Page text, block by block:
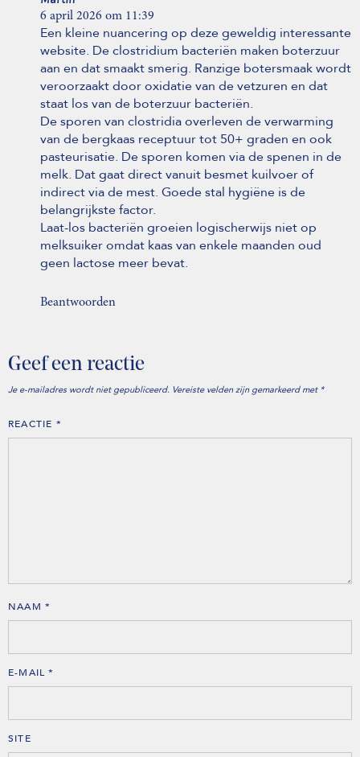
6 april 2026 om 11:39
Een kleine nuancering op deze geweldig interessante
website. De clostridium bacteriën maken boterzuur
aan en dat smaakt smerig. Ranzige botersmaak wordt
veroorzaakt door oxidatie van de vetzuren en dat
staat los van de boterzuur bacteriën.
De sporen van clostridia overleven de verwarming
van de bergkaas receptuur tot 50+ graden en ook
pasteurisatie. De sporen komen via de spenen in de
melk. Dat gaat direct vanuit besmet kuilvoer of
indirect via de mest. Goede stal hygiëne is de
belangrijkste factor.
Laat-los bacteriën groeien logischerwijs niet op
melksuiker omdat kaas van enkele maanden oud
geen lactose meer bevat.
Beantwoorden
Geef een reactie
Je e-mailadres wordt niet gepubliceerd. Vereiste velden zijn gemarkeerd met *
REACTIE *
NAAM *
E-MAIL*
SITE